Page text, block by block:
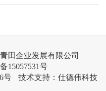
田企业发展有限公司
15057531号
号
技术支持：仕德伟科技